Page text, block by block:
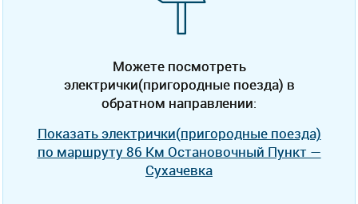
Можете посмотреть
электрички(пригородные поезда) в
обратном направлении:
Показать электрички(пригородные поезда)
по маршруту 86 Км Остановочный Пункт —
Сухачевка